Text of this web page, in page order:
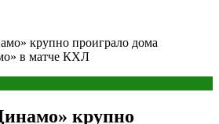
крупно проиграло дома
в матче КХЛ
крупно